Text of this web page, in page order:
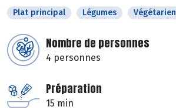
Plat principal Légumes Végétarien
Nombre de personnes
4 personnes
Préparation
15 min